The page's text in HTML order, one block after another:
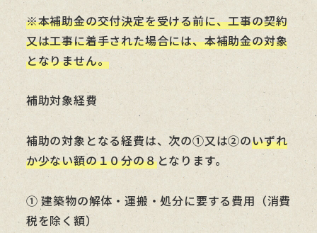
※本補助金の交付決定を受ける前に、工事の契約
又は工事に着手された場合には、本補助金の対象
となりません。
補助対象経費
補助の対象となる経費は、次の①又は②のいずれ
か少ない額の１０分の８となります。
① 建築物の解体・運搬・処分に要する費用（消費
税を除く額）